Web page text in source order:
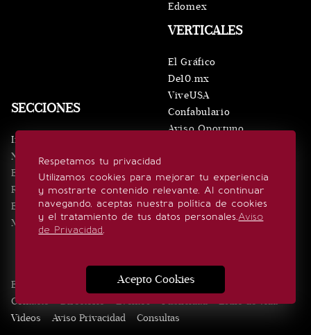
Respetamos tu privacidad
Utilizamos cookies para mejorar tu experiencia
y mostrarte contenido relevante. Al continuar
navegando, aceptas nuestra política de cookies
y el tratamiento de tus datos personales.Aviso
de Privacidad.
Acepto Cookies
SECCIONES
Inicio
Noticias
Eventos
Realeza
Estilo de vida
Minuto x Minuto
VERTICALES
El Gráfico
De10.mx
ViveUSA
Confabulario
Aviso Oportuno
Edomex
SÍGUENOS
Edición Impresa Noticias Quiénes somos
Contacto
Directorio Eventos Publicidad
Estilo de vida
Videos
Aviso Privacidad Consultas